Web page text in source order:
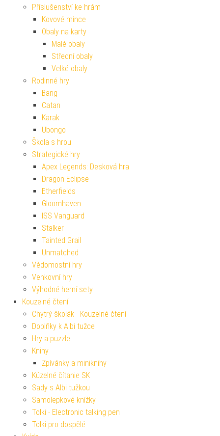
Příslušenství ke hrám
Kovové mince
Obaly na karty
Malé obaly
Střední obaly
Velké obaly
Rodinné hry
Bang
Catan
Karak
Ubongo
Škola s hrou
Strategické hry
Apex Legends: Desková hra
Dragon Eclipse
Etherfields
Gloomhaven
ISS Vanguard
Stalker
Tainted Grail
Unmatched
Vědomostní hry
Venkovní hry
Výhodné herní sety
Kouzelné čtení
Chytrý školák - Kouzelné čtení
Doplňky k Albi tužce
Hry a puzzle
Knihy
Zpívánky a miniknihy
Kúzelné čítanie SK
Sady s Albi tužkou
Samolepkové knížky
Tolki - Electronic talking pen
Tolki pro dospělé